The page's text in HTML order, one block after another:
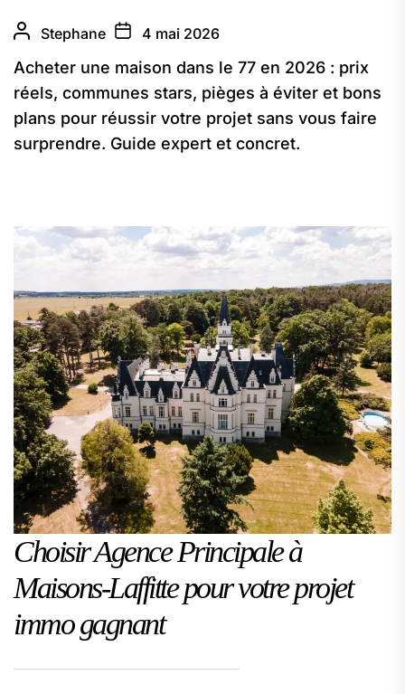
Stephane 4 mai 2026
Acheter une maison dans le 77 en 2026 : prix
réels, communes stars, pièges à éviter et bons
plans pour réussir votre projet sans vous faire
surprendre. Guide expert et concret.
Choisir Agence Principale à
Maisons-Laffitte pour votre projet
immo gagnant